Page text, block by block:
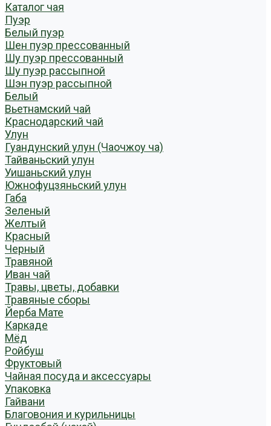
Каталог чая
Пуэр
Белый пуэр
Шен пуэр прессованный
Шу пуэр прессованный
Шу пуэр рассыпной
Шэн пуэр рассыпной
Белый
Вьетнамский чай
Краснодарский чай
Улун
Гуандунский улун (Чаочжоу ча)
Тайваньский улун
Уишаньский улун
Южнофуцзяньский улун
Габа
Зеленый
Желтый
Красный
Черный
Травяной
Иван чай
Травы, цветы, добавки
Травяные сборы
Йерба Мате
Каркаде
Мёд
Ройбуш
Фруктовый
Чайная посуда и аксессуары
Упаковка
Гайвани
Благовония и курильницы